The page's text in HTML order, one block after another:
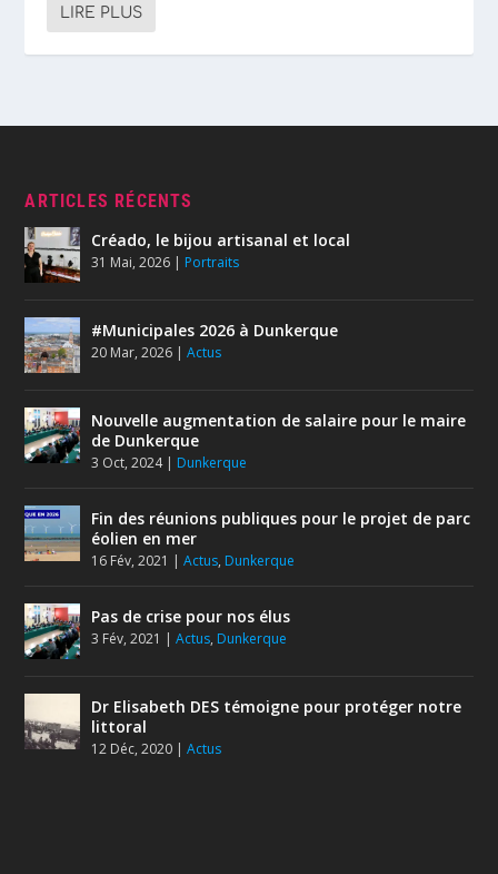
LIRE PLUS
ARTICLES RÉCENTS
Créado, le bijou artisanal et local
31 Mai, 2026 | Portraits
#Municipales 2026 à Dunkerque
20 Mar, 2026 |Actus
Nouvelle augmentation de salaire pour le maire
de Dunkerque
3 Oct, 2024| Dunkerque
Fin des réunions publiques pour le projet de parc
éolien en mer
16 Fév, 2021 |Actus, Dunkerque
Pas de crise pour nos élus
3 Fév, 2021 |Actus, Dunkerque
Dr Elisabeth DES témoigne pour protéger notre
littoral
12 Déc, 2020 |Actus